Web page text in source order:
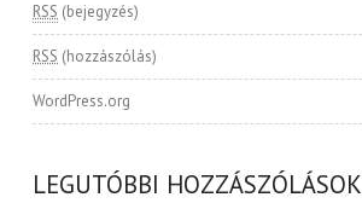
RSS (bejegyzés)
RSS (hozzászólás)
WordPress.org
LEGUTÓBBI HOZZÁSZÓLÁSOK